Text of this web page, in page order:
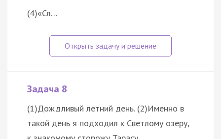
(4)«Сл…
Задача 8
(1)Дождливый летний день. (2)Именно в
такой день я подходил к Светлому озеру,